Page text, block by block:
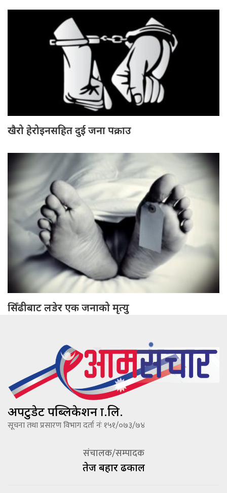
खैरो हेरोइनसहित दुई जना पक्राउ
सिँढीबाट लडेर एक जनाको मृत्यु
अपटुडेट पब्लिकेशन प्रा.लि.
सूचना तथा प्रसारण विभाग दर्ता नंः १५१/०७३/७४
संचालक/सम्पादक
तेज बहादूर ढकाल